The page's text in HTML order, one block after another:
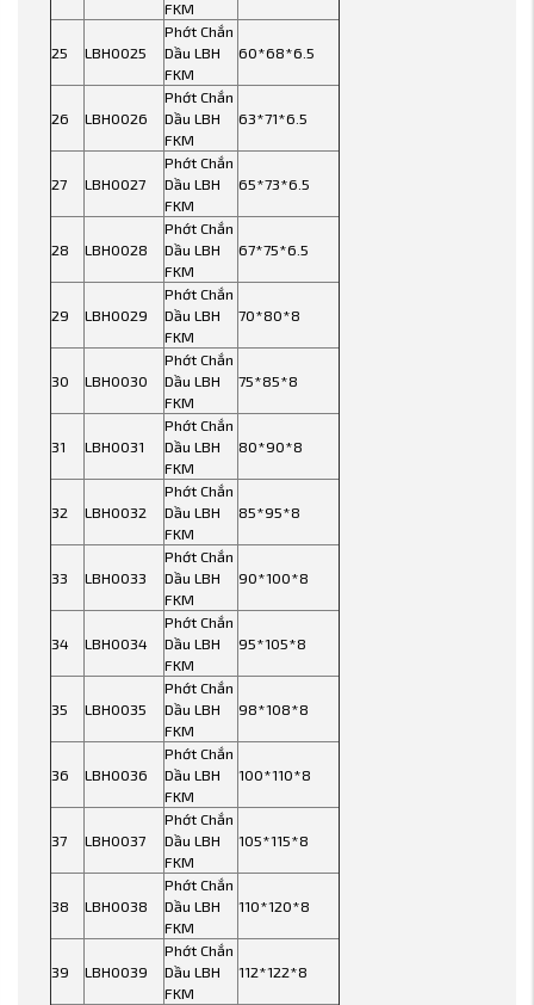
FKM
25 LBH0025
Phớt Chắn
Dầu LBH
FKM
60*68*6.5
26 LBH0026
Phớt Chắn
Dầu LBH
FKM
63*71*6.5
27 LBH0027
Phớt Chắn
Dầu LBH
FKM
65*73*6.5
28 LBH0028
Phớt Chắn
Dầu LBH
FKM
67*75*6.5
29 LBH0029
Phớt Chắn
Dầu LBH
FKM
70*80*8
30 LBH0030
Phớt Chắn
Dầu LBH
FKM
75*85*8
31 LBH0031
Phớt Chắn
Dầu LBH
FKM
80*90*8
32 LBH0032
Phớt Chắn
Dầu LBH
FKM
85*95*8
33 LBH0033
Phớt Chắn
Dầu LBH
FKM
90*100*8
34 LBH0034
Phớt Chắn
Dầu LBH
FKM
95*105*8
35 LBH0035
Phớt Chắn
Dầu LBH
FKM
98*108*8
36 LBH0036
Phớt Chắn
Dầu LBH
FKM
100*110*8
37 LBH0037
Phớt Chắn
Dầu LBH
FKM
105*115*8
38 LBH0038
Phớt Chắn
Dầu LBH
FKM
110*120*8
39 LBH0039
Phớt Chắn
Dầu LBH
FKM
112*122*8